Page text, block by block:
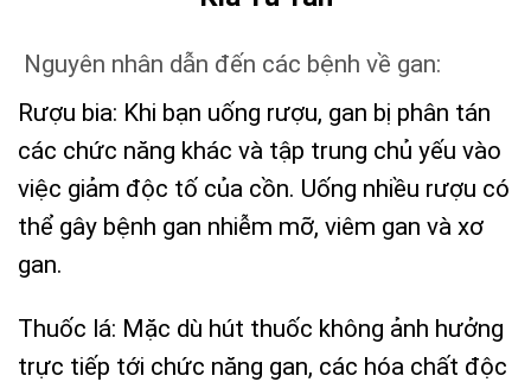
Nguyên nhân dẫn đến các bệnh về gan:
Rượu bia: Khi bạn uống rượu, gan bị phân tán
các chức năng khác và tập trung chủ yếu vào
việc giảm độc tố của cồn. Uống nhiều rượu có
thể gây bệnh gan nhiễm mỡ, viêm gan và xơ
gan.
Thuốc lá: Mặc dù hút thuốc không ảnh hưởng
trực tiếp tới chức năng gan, các hóa chất độc